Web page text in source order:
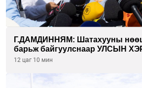
Г.ДАМДИННЯМ: Шатахууны
барьж байгуулснаар УЛСЫН
САРААР НӨӨЦЛӨДӨГ болно
12 цаг 10 мин